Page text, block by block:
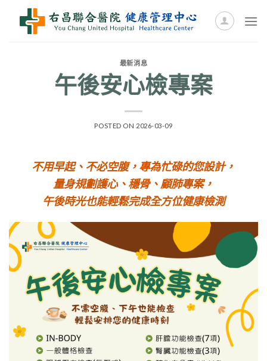
content
最新消息
午後安心檢專案
POSTED ON 2026-03-09
不用早起、不必空腹，專為忙碌的您設計，
量身規劃護心、穩骨、顧肺專案，
午後時光也能輕鬆完成全方位健康檢測